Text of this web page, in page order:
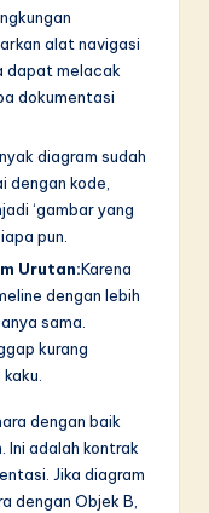
alat navigasi
dapat melacak
dokumentasi
diagram sudah
dengan kode,
‘gambar yang
pun.
Urutan:Karena
dengan lebih
sama.
kurang
dengan baik
Ini adalah kontrak
Jika diagram
dengan Objek B,